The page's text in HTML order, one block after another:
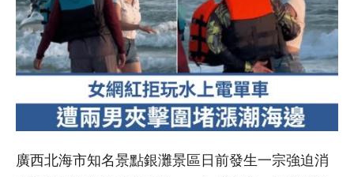
廣西北海市知名景點銀灘景區日前發生一宗強迫消